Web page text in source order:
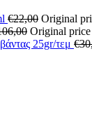
€22,00 Original
Original
25gr/τεμ €